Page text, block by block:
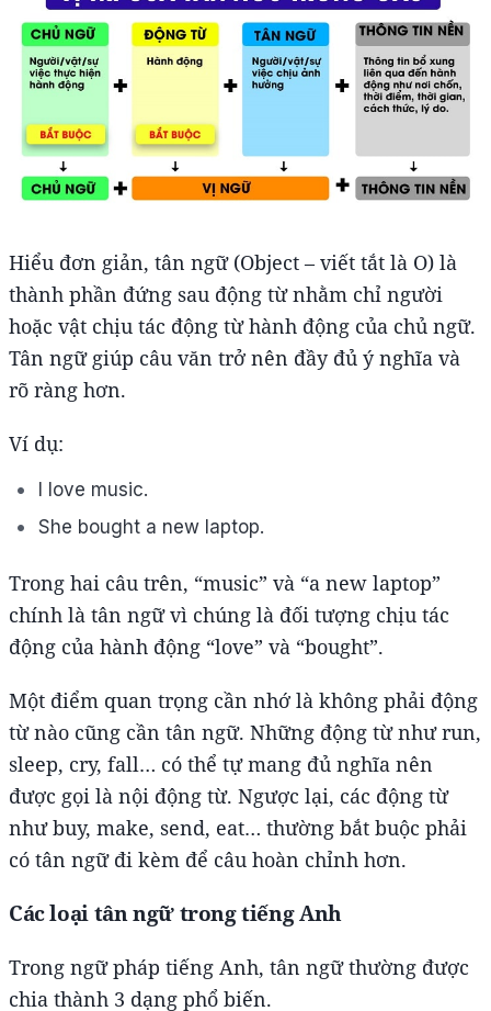
Hiểu đơn giản, tân ngữ (Object – viết tắt là O) là
thành phần đứng sau động từ nhằm chỉ người
hoặc vật chịu tác động từ hành động của chủ ngữ.
Tân ngữ giúp câu văn trở nên đầy đủ ý nghĩa và
rõ ràng hơn.
Ví dụ:
I love music.
She bought a new laptop.
Trong hai câu trên, “music” và “a new laptop”
chính là tân ngữ vì chúng là đối tượng chịu tác
động của hành động “love” và “bought”.
Một điểm quan trọng cần nhớ là không phải động
từ nào cũng cần tân ngữ. Những động từ như run,
sleep, cry, fall… có thể tự mang đủ nghĩa nên
được gọi là nội động từ. Ngược lại, các động từ
như buy, make, send, eat… thường bắt buộc phải
có tân ngữ đi kèm để câu hoàn chỉnh hơn.
Các loại tân ngữ trong tiếng Anh
Trong ngữ pháp tiếng Anh, tân ngữ thường được
chia thành 3 dạng phổ biến.